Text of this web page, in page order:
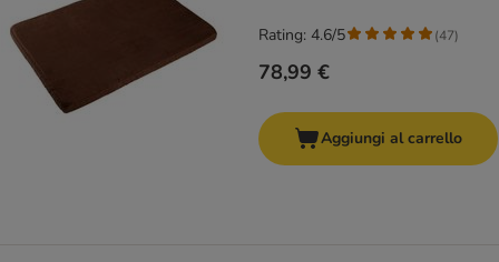
78,99 €
Rating: 4.6/5 (47)
Aggiungi al carrello